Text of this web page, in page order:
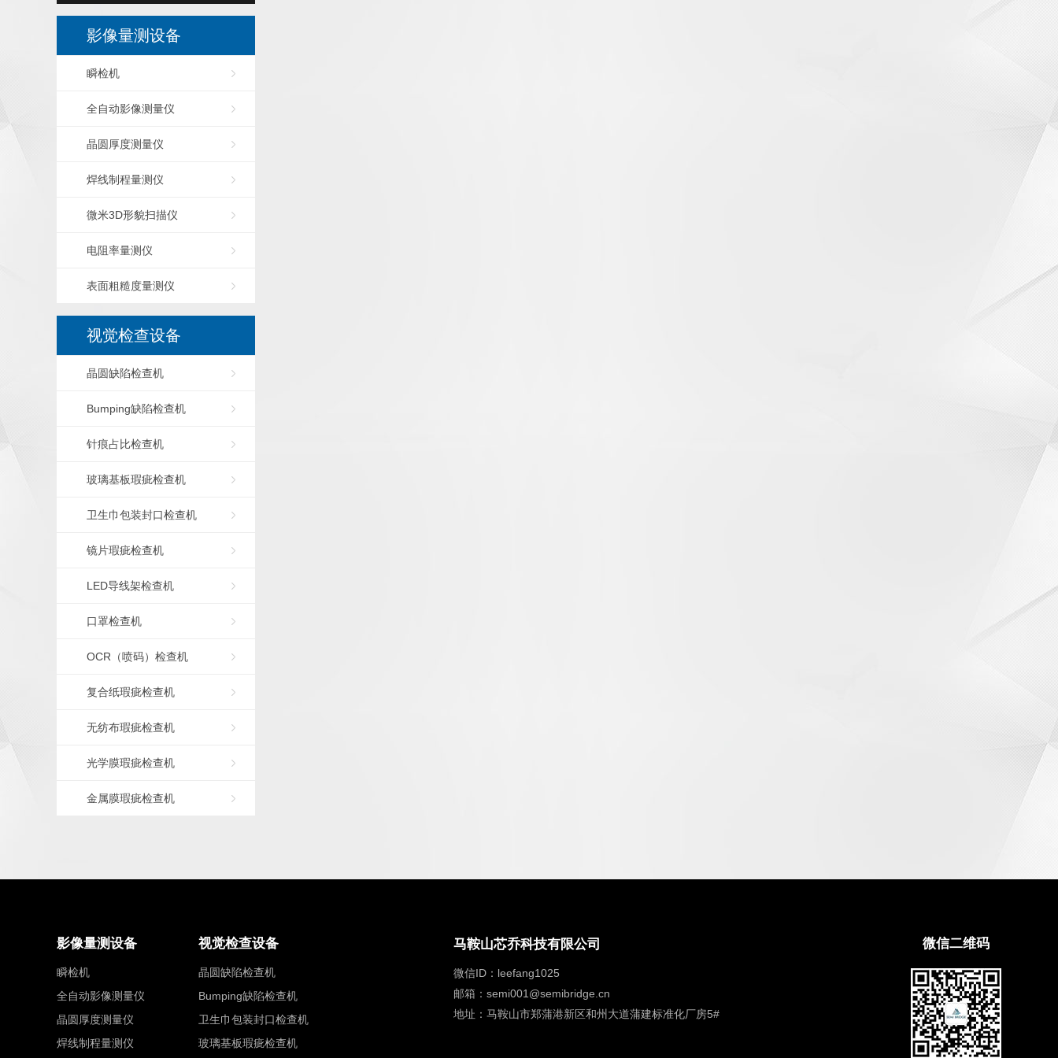
影像量测设备
瞬检机
全自动影像测量仪
晶圆厚度测量仪
焊线制程量测仪
微米3D形貌扫描仪
电阻率量测仪
表面粗糙度量测仪
视觉检查设备
晶圆缺陷检查机
Bumping缺陷检查机
针痕占比检查机
玻璃基板瑕疵检查机
卫生巾包装封口检查机
镜片瑕疵检查机
LED导线架检查机
口罩检查机
OCR（喷码）检查机
复合纸瑕疵检查机
无纺布瑕疵检查机
光学膜瑕疵检查机
金属膜瑕疵检查机
影像量测设备
瞬检机
全自动影像测量仪
晶圆厚度测量仪
焊线制程量测仪
视觉检查设备
晶圆缺陷检查机
Bumping缺陷检查机
卫生巾包装封口检查机
玻璃基板瑕疵检查机
马鞍山芯乔科技有限公司
微信ID：leefang1025
邮箱：semi001@semibridge.cn
地址：马鞍山市郑蒲港新区和州大道蒲建标准化厂房5#
微信二维码